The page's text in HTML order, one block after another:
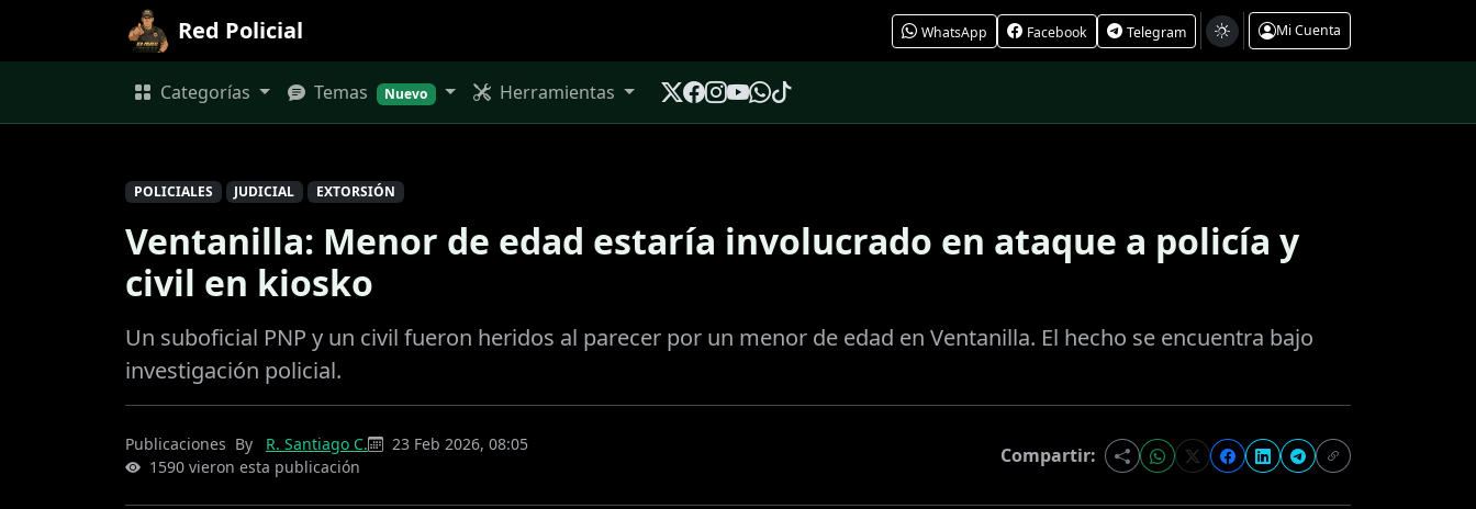
Red Policial WhatsApp Facebook Telegram Mi Cuenta
Categorías Temas Nuevo Herramientas
POLICIALES JUDICIAL EXTORSIÓN
Ventanilla: Menor de edad estaría involucrado en ataque a policía y
civil en kiosko
Un suboficial PNP y un civil fueron heridos al parecer por un menor de edad en Ventanilla. El hecho se encuentra bajo
investigación policial.
Publicaciones By R. Santiago C.
23 Feb 2026, 08:05
1590 vieron esta publicación
Compartir: